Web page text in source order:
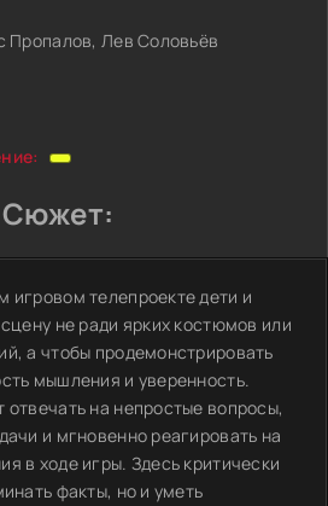
Пропалов, Лев Соловьёв
Сюжет:
телепроекте дети и
не ради ярких костюмов или
а чтобы продемонстрировать
мышления и уверенность.
на непростые вопросы,
и мгновенно реагировать на
в ходе игры. Здесь критически
факты, но и уметь